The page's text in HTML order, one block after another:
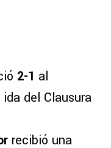
2-1 al
del Clausura
recibió una